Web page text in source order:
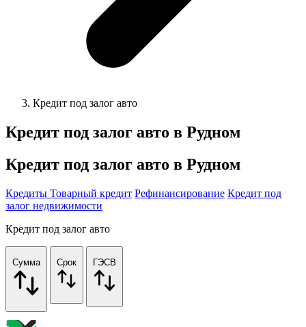
Кредит под залог авто
Кредит под залог авто в Рудном
Кредит под залог авто в Рудном
Кредиты Товарный кредит Рефинансирование Кредит под
залог недвижимости
Кредит под залог авто
Сумма Срок ГЭСВ